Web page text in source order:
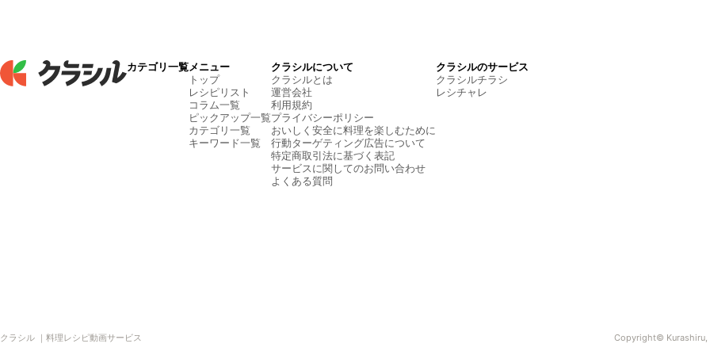
カテゴリ一覧メニュー
トップ
レシピリスト
コラム一覧
ピックアップ一覧
カテゴリ一覧
キーワード一覧
クラシルについて
クラシルとは
運営会社
利用規約
プライバシーポリシー
おいしく安全に料理を楽しむために
行動ターゲティング広告について
特定商取引法に基づく表記
サービスに関してのお問い合わせ
よくある質問
クラシルのサービス
クラシルチラシ
レシチャレ
クラシル ｜料理レシピ動画サービス Copyright© Kurashiru,